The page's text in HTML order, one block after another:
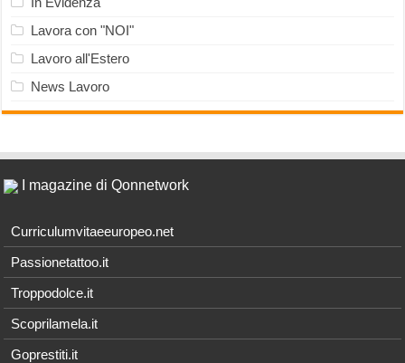
Lavora con "NOI"
Lavoro all'Estero
News Lavoro
I magazine di Qonnetwork
Curriculumvitaeeuropeo.net
Passionetattoo.it
Troppodolce.it
Scoprilamela.it
Goprestiti.it